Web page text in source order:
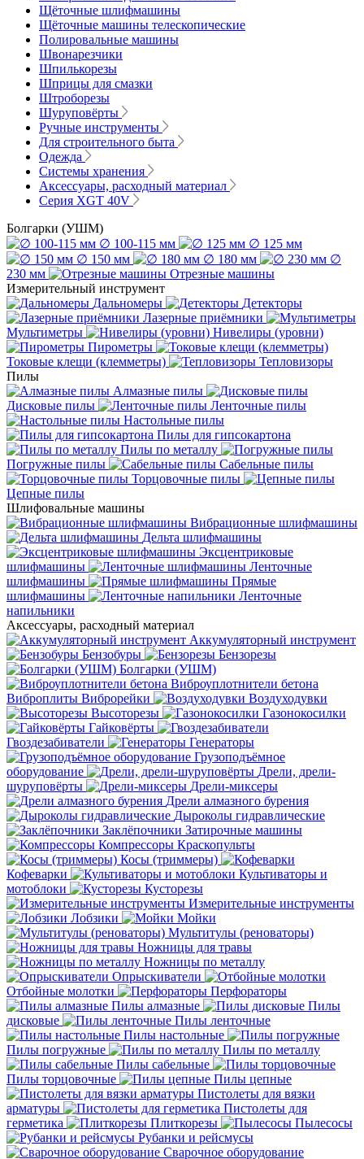
Щёточные шлифмашины
Щёточные машины телескопические
Полировальные машины
Швонарезчики
Шпилькорезы
Шприцы для смазки
Штроборезы
Шуруповёрты
Ручные инструменты
Для строительного быта
Одежда
Системы хранения
Аксессуары, расходный материал
Серия XGT 40V
Болгарки (УШМ)
∅ 100-115 мм
∅ 125 мм
∅ 150 мм
∅ 180 мм
∅
230 мм
Отрезные машины
Измерительный инструмент
Дальномеры
Детекторы
Лазерные приёмники
Мультиметры
Нивелиры (уровни)
Пирометры
Токовые клещи (клемметры)
Тепловизоры
Пилы
Алмазные пилы
Дисковые пилы
Ленточные пилы
Настольные пилы
Пилы для гипсокартона
Пилы по металлу
Погружные пилы
Сабельные пилы
Торцовочные пилы
Цепные пилы
Шлифовальные машины
Вибрационные шлифмашины
Дельта шлифмашины
Эксцентриковые
шлифмашины
Ленточные
шлифмашины
Прямые
шлифмашины
Ленточные
напильники
Аксессуары, расходный материал
Аккумуляторный инструмент
Бензобуры
Бензорезы
Болгарки (УШМ)
Виброуплотнители бетона
Виброплиты Виброрейки
Воздуходувки
Высоторезы
Газонокосилки
Гайковёрты
Гвоздезабиватели
Генераторы
Грузоподъёмное
оборудование
Дрели, дрели-
шуруповёрты
Дрели-миксеры
Дрели алмазного бурения
Дыроколы гидравлические
Заклёпочники Затирочные машины
Компрессоры Краскопульты
Косы (триммеры)
Кофеварки
Культиваторы и
мотоблоки
Кусторезы
Измерительные инструменты
Лобзики
Мойки
Мультитулы (реноваторы)
Ножницы для травы
Ножницы по металлу
Опрыскиватели
Отбойные молотки
Перфораторы
Пилы алмазные
Пилы
дисковые
Пилы ленточные
Пилы настольные
Пилы погружные
Пилы по металлу
Пилы сабельные
Пилы торцовочные
Пилы цепные
Пистолеты для вязки
арматуры
Пистолеты для
герметика
Плиткорезы
Пылесосы
Рубанки и рейсмусы
Сварочное оборудование